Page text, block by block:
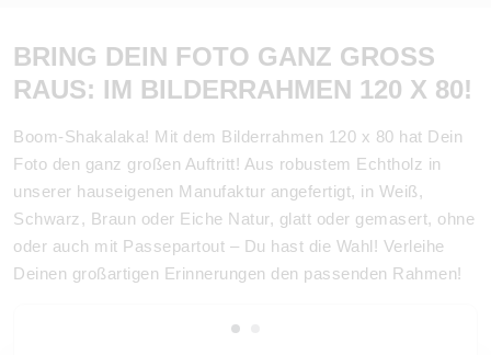
BRING DEIN FOTO GANZ GROSS R
AUS: IM BILDERRAHMEN 120 X 80!
Boom-Shakalaka! Mit dem Bilderrahmen 120 x 80 hat Dein
Foto den ganz großen Auftritt! Aus robustem Echtholz in
unserer hauseigenen Manufaktur angefertigt, in Weiß,
Schwarz, Braun oder Eiche Natur, glatt oder gemasert, ohne
oder auch mit Passepartout – Du hast die Wahl! Verleihe
Deinen großartigen Erinnerungen den passenden Rahmen!